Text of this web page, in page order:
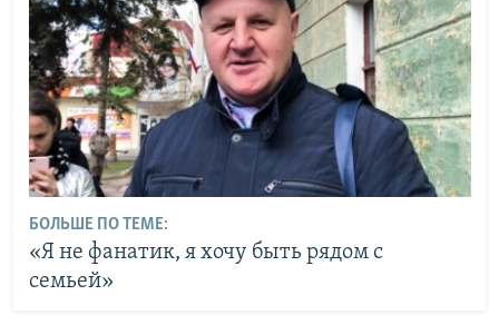
БОЛЬШЕ ПО ТЕМЕ:
«Я не фанатик, я хочу быть рядом с
семьей»